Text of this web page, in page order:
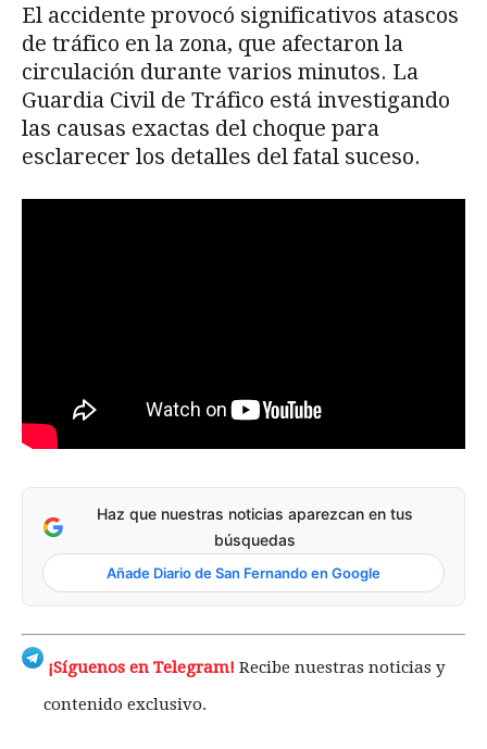
El accidente provocó significativos atascos
de tráfico en la zona, que afectaron la
circulación durante varios minutos. La
Guardia Civil de Tráfico está investigando
las causas exactas del choque para
esclarecer los detalles del fatal suceso.
Haz que nuestras noticias aparezcan en tus
búsquedas
Añade Diario de San Fernando en Google
¡Síguenos en Telegram! Recibe nuestras noticias y
contenido exclusivo.